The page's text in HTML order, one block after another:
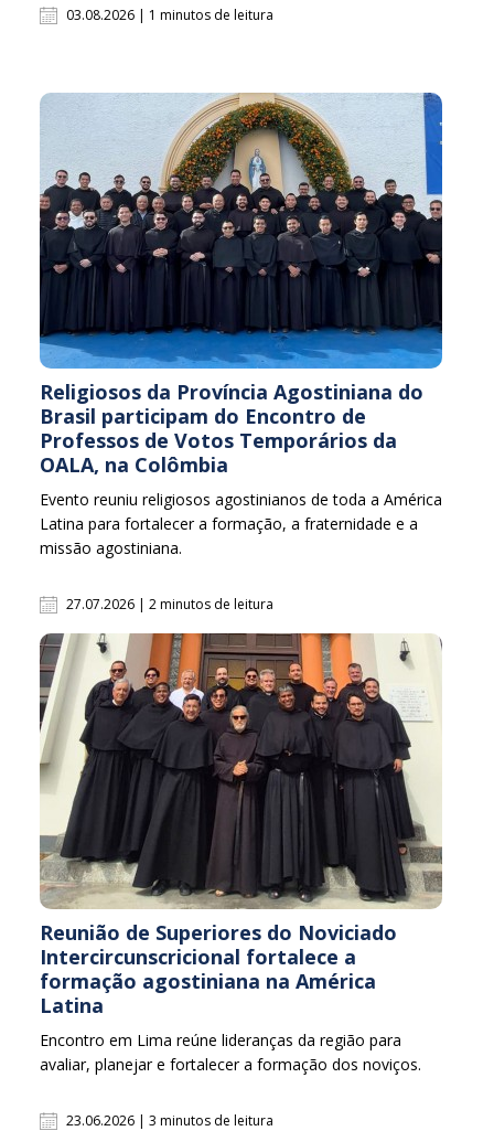
03.08.2026 | 1 minutos de leitura
Religiosos da Província Agostiniana do
Brasil participam do Encontro de
Professos de Votos Temporários da
OALA, na Colômbia
Evento reuniu religiosos agostinianos de toda a América
Latina para fortalecer a formação, a fraternidade e a
missão agostiniana.
27.07.2026 | 2 minutos de leitura
Reunião de Superiores do Noviciado
Intercircunscricional fortalece a
formação agostiniana na América
Latina
Encontro em Lima reúne lideranças da região para
avaliar, planejar e fortalecer a formação dos noviços.
23.06.2026 | 3 minutos de leitura